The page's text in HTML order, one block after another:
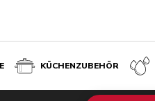
KÜCHENZUBEHÖR